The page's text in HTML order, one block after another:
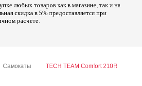
любых товаров как в магазине, так и на
скидка в 5% предоставляется при
расчете.
Самокаты TECH TEAM Comfort 210R